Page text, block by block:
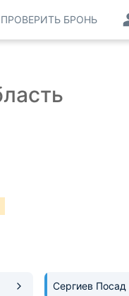
ПРОВЕРИТЬ БРОНЬ
Сергиев Посад